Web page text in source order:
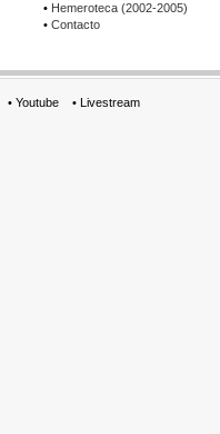
• Hemeroteca (2002-2005)
• Contacto
• Youtube • Livestream